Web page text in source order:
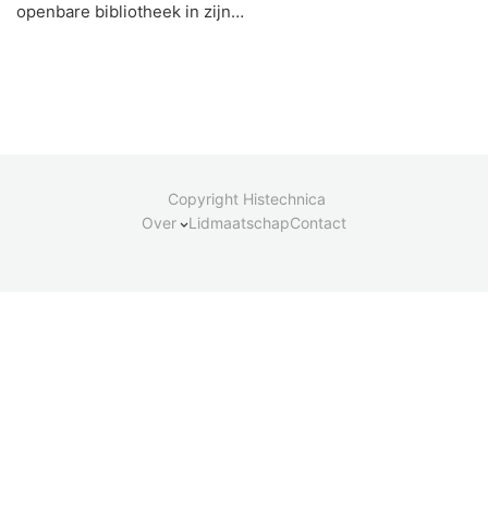
openbare bibliotheek in zijn…
Copyright Histechnica
Over
LidmaatschapContact